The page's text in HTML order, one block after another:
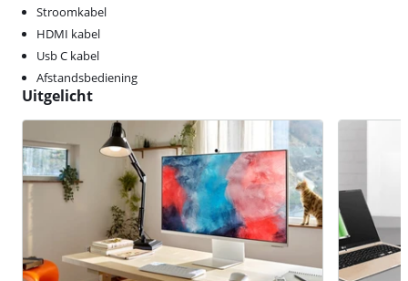
Stroomkabel
HDMI kabel
Usb C kabel
Afstandsbediening
Uitgelicht